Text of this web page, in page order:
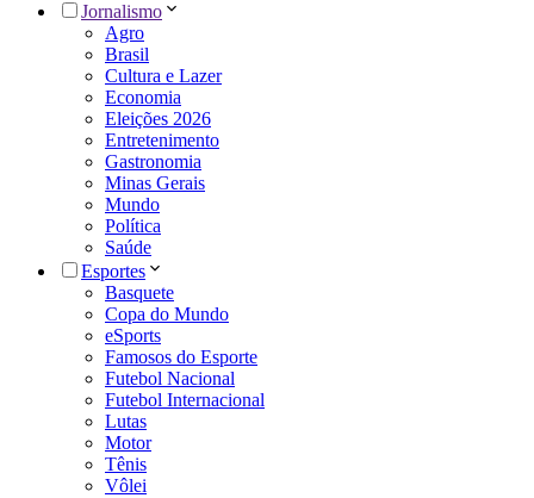
Jornalismo
Agro
Brasil
Cultura e Lazer
Economia
Eleições 2026
Entretenimento
Gastronomia
Minas Gerais
Mundo
Política
Saúde
Esportes
Basquete
Copa do Mundo
eSports
Famosos do Esporte
Futebol Nacional
Futebol Internacional
Lutas
Motor
Tênis
Vôlei